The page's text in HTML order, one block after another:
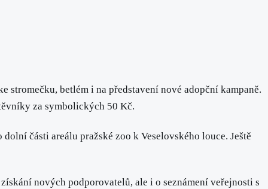
stromečku, betlém i na představení nové adopční kampaně.
za symbolických 50 Kč.
části areálu pražské zoo k Veselovského louce. Ještě
nových podporovatelů, ale i o seznámení veřejnosti s